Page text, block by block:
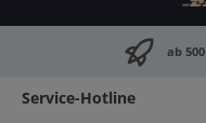
ab 500
Service-Hotline